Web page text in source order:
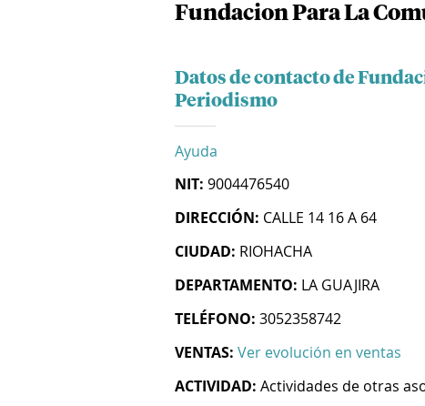
Fundacion Para La
Datos de contacto de
Periodismo
Ayuda
NIT: 9004476540
DIRECCIÓN: CALLE 14 16 A 64
CIUDAD: RIOHACHA
DEPARTAMENTO: LA GUAJIRA
TELÉFONO: 3052358742
VENTAS: Ver evolución en ventas
ACTIVIDAD: Actividades de otras